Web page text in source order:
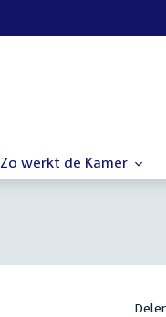
Zo werkt de Kamer